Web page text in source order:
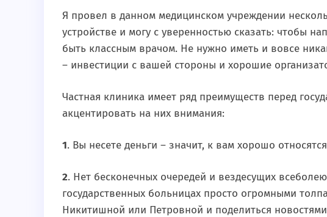
Я провел в данном медицинском учреждении
устройстве и могу с уверенностью сказать: чтобы
быть классным врачом. Не нужно иметь и вовсе
– инвестиции с вашей стороны и хорошие
Частная клиника имеет ряд преимуществ перед
акцентировать на них внимания:
1. Вы несете деньги – значит, к вам хорошо
2. Нет бесконечных очередей и вездесущих
государственных больницах просто огромными
Никитишной или Петровной и поделиться новостями